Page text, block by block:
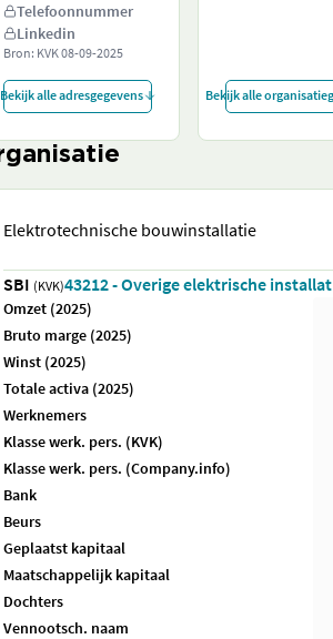
Telefoonnummer
Linkedin
Bron: KVK08-09-2025
Bekijk alle adresgegevens Bekijk alle
Elektrotechnische bouwinstallatie
SBI (KVK)43212 - Overige elektrische
Omzet (2025)
Bruto marge (2025)
Winst (2025)
Totale activa (2025)
Werknemers
Klasse werk. pers. (KVK)
Klasse werk. pers. (Company.info)
Bank
Beurs
Geplaatst kapitaal
Maatschappelijk kapitaal
Dochters
Vennootsch. naam